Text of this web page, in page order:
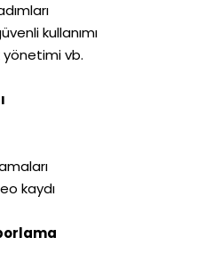
kullanımı
yönetimi vb.
kaydı